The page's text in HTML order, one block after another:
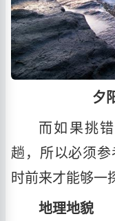
夕
而如果挑
趟，所以必须
时前来才能够一
地理地貌